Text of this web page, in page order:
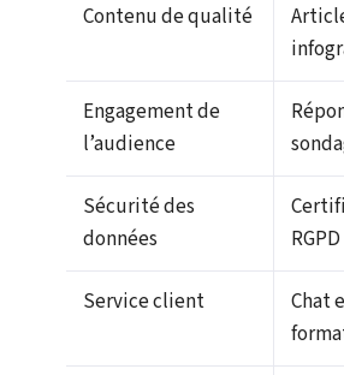
Contenu de qualité
Engagement de
l’audience
Sécurité des
données
RGPD
Service client
Chat